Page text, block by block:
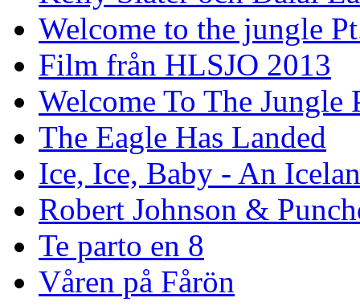
Welcome to the jungle
Film från HLSJO 2013
Welcome To The Jungle
The Eagle Has Landed
Ice, Ice, Baby - An
Robert Johnson &
Te parto en 8
Våren på Fårön